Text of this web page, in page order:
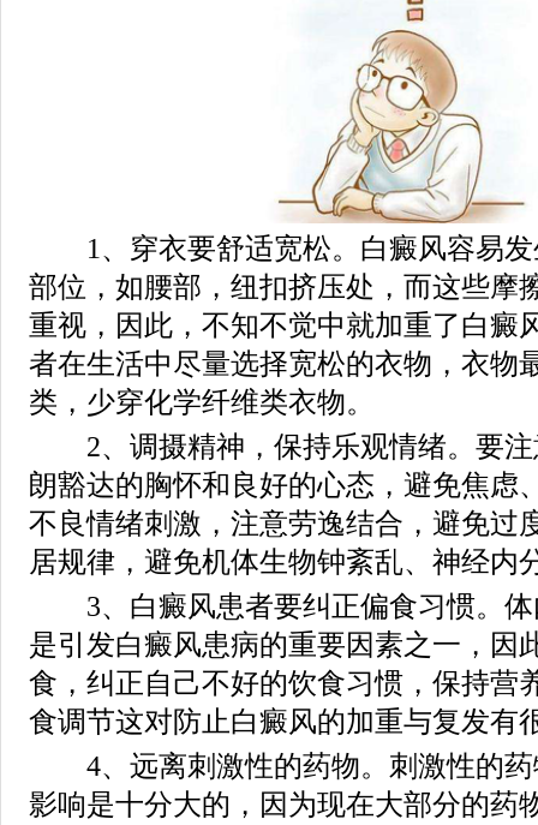
1、穿衣要舒适宽松。白癜风容易发
部位，如腰部，纽扣挤压处，而这些摩
重视，因此，不知不觉中就加重了白癜
者在生活中尽量选择宽松的衣物，衣物
类，少穿化学纤维类衣物。
2、调摄精神，保持乐观情绪。要注
朗豁达的胸怀和良好的心态，避免焦虑
不良情绪刺激，注意劳逸结合，避免过
居规律，避免机体生物钟紊乱、神经内
3、白癜风患者要纠正偏食习惯。体
是引发白癜风患病的重要因素之一，因
食，纠正自己不好的饮食习惯，保持营
食调节这对防止白癜风的加重与复发有
4、远离刺激性的药物。刺激性的药
影响是十分大的，因为现在大部分的药